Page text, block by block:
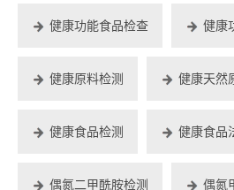
健康功能食品检查 健康
健康原料检测 健康天然
健康食品检测 健康食品
偶氮二甲酰胺检测 偶氮